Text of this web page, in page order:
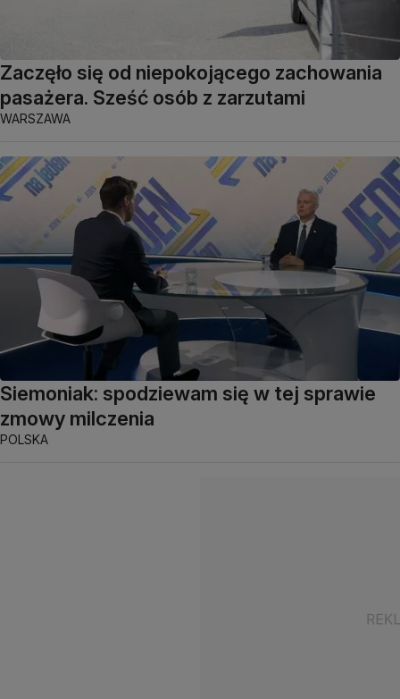
Zaczęło się od niepokojącego zachowania
pasażera. Sześć osób z zarzutami
WARSZAWA
Siemoniak: spodziewam się w tej sprawie
zmowy milczenia
POLSKA